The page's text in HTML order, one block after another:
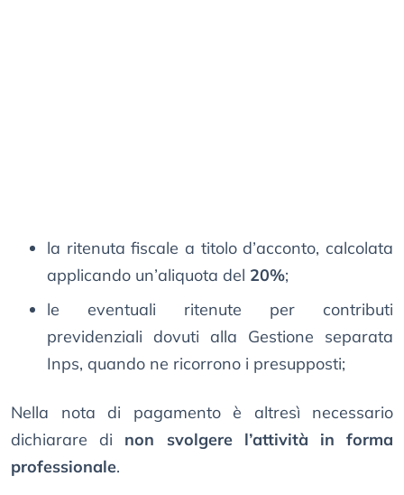
la ritenuta fiscale a titolo d’acconto, calcolata
applicando un’aliquota del 20%;
le eventuali ritenute per contributi
previdenziali dovuti alla Gestione separata
Inps, quando ne ricorrono i presupposti;
Nella nota di pagamento è altresì necessario
dichiarare di non svolgere l’attività in forma
professionale.